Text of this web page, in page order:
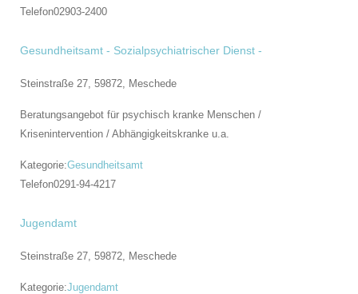
Telefon02903-2400
Gesundheitsamt - Sozialpsychiatrischer Dienst -
Steinstraße 27, 59872, Meschede
Beratungsangebot für psychisch kranke Menschen /
Krisenintervention / Abhängigkeitskranke u.a.
Kategorie:Gesundheitsamt
Telefon0291-94-4217
Jugendamt
Steinstraße 27, 59872, Meschede
Kategorie:Jugendamt